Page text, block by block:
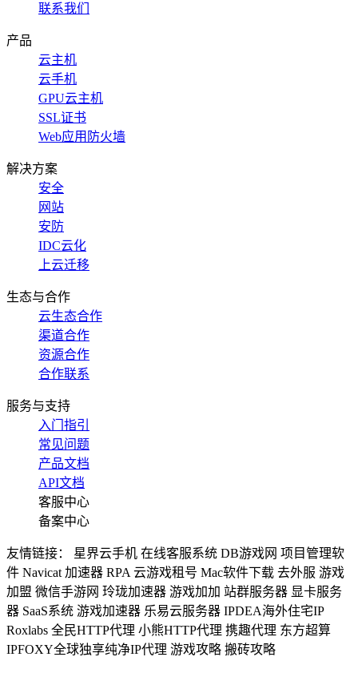
联系我们
产品
云主机
云手机
GPU云主机
SSL证书
Web应用防火墙
解决方案
安全
网站
安防
IDC云化
上云迁移
生态与合作
云生态合作
渠道合作
资源合作
合作联系
服务与支持
入门指引
常见问题
产品文档
API文档
客服中心
备案中心
友情链接： 星界云手机 在线客服系统 DB游戏网 项目管理软
件 Navicat 加速器 RPA 云游戏租号 Mac软件下载 去外服 游戏
加盟 微信手游网 玲珑加速器 游戏加加 站群服务器 显卡服务
器 SaaS系统 游戏加速器 乐易云服务器 IPDEA海外住宅IP
Roxlabs 全民HTTP代理 小熊HTTP代理 携趣代理 东方超算
IPFOXY全球独享纯净IP代理 游戏攻略 搬砖攻略